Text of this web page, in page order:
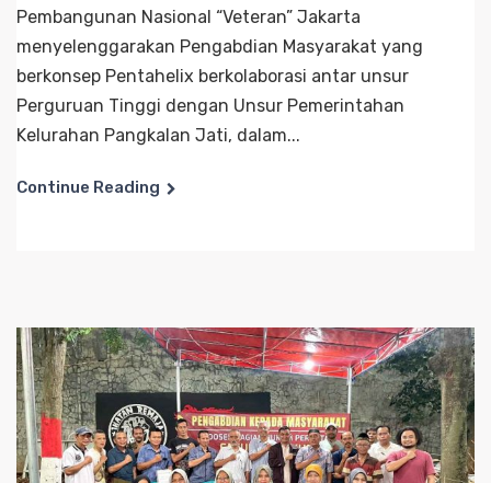
Pembangunan Nasional “Veteran” Jakarta
menyelenggarakan Pengabdian Masyarakat yang
berkonsep Pentahelix berkolaborasi antar unsur
Perguruan Tinggi dengan Unsur Pemerintahan
Kelurahan Pangkalan Jati, dalam...
Continue Reading